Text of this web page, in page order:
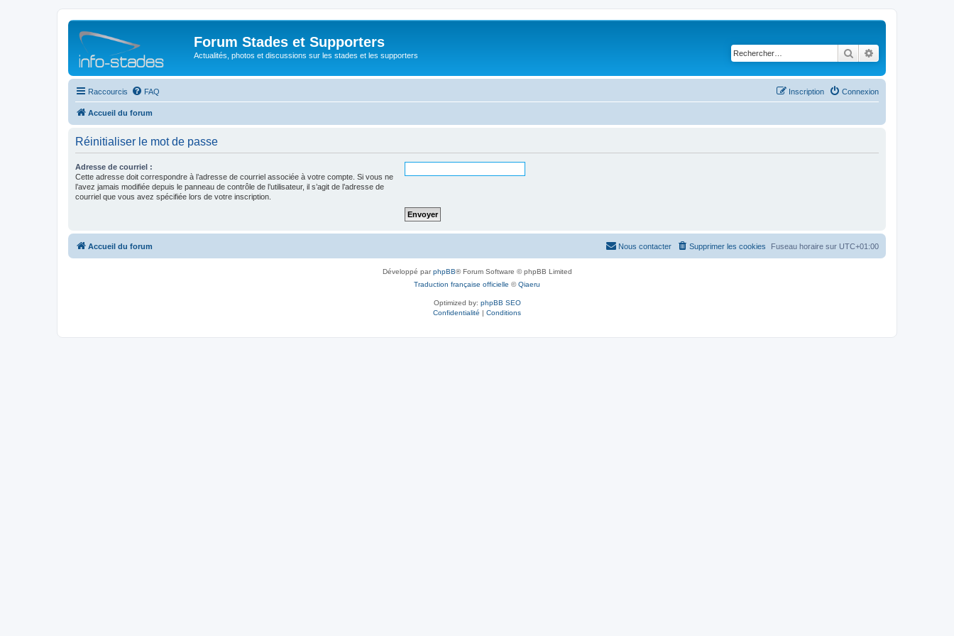
Forum Stades et Supporters
Actualités, photos et discussions sur les stades et les supporters Rechercher
Raccourcis FAQ Connexion
Inscription
Accueil du forum
Réinitialiser le mot de passe
Adresse de courriel :
Cette adresse doit correspondre à l’adresse de courriel associée à votre compte. Si vous ne
l’avez jamais modifiée depuis le panneau de contrôle de l’utilisateur, il s’agit de l’adresse de
courriel que vous avez spécifiée lors de votre inscription.
Accueil du forum Fuseau horaire sur UTC+01:00
Supprimer les cookies
Nous contacter
Développé parphpBB® Forum Software © phpBB Limited
Traduction française officielle ©Qiaeru
Optimized by: phpBB SEO
Confidentialité | Conditions